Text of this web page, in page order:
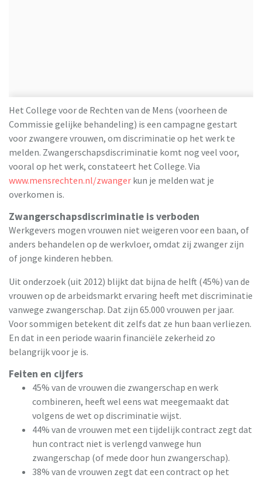
Het College voor de Rechten van de Mens (voorheen de
Commissie gelijke behandeling) is een campagne gestart
voor zwangere vrouwen, om discriminatie op het werk te
melden. Zwangerschapsdiscriminatie komt nog veel voor,
vooral op het werk, constateert het College. Via
www.mensrechten.nl/zwanger kun je melden wat je
overkomen is.
Zwangerschapsdiscriminatie is verboden
Werkgevers mogen vrouwen niet weigeren voor een baan, of
anders behandelen op de werkvloer, omdat zij zwanger zijn
of jonge kinderen hebben.
Uit onderzoek (uit 2012) blijkt dat bijna de helft (45%) van de
vrouwen op de arbeidsmarkt ervaring heeft met discriminatie
vanwege zwangerschap. Dat zijn 65.000 vrouwen per jaar.
Voor sommigen betekent dit zelfs dat ze hun baan verliezen.
En dat in een periode waarin financiële zekerheid zo
belangrijk voor je is.
Feiten en cijfers
45% van de vrouwen die zwangerschap en werk
combineren, heeft wel eens wat meegemaakt dat
volgens de wet op discriminatie wijst.
44% van de vrouwen met een tijdelijk contract zegt dat
hun contract niet is verlengd vanwege hun
zwangerschap (of mede door hun zwangerschap).
38% van de vrouwen zegt dat een contract op het